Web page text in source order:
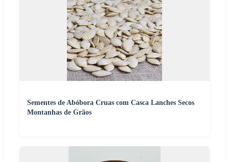
Sementes de Abóbora Cruas com Casca Lanches Secos
Montanhas de Grãos